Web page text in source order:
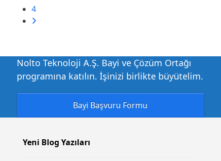
4
Nolto Teknoloji A.Ş. Bayi ve Çözüm Ortağı
programına katılın. İşinizi birlikte büyütelim.
Bayi Başvuru Formu
Yeni Blog Yazıları